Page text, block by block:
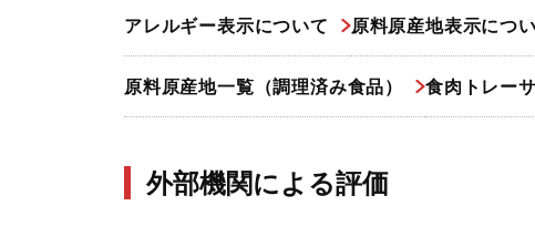
アレルギー表示について 原料原産地表示につ
原料原産地一覧（調理済み食品） 食肉トレー
外部機関による評価